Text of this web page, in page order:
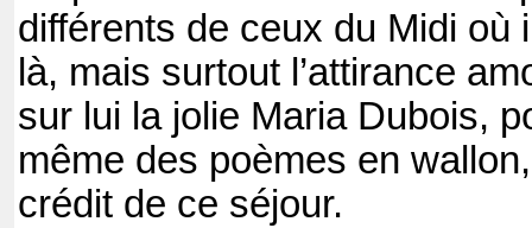
différents de ceux du Midi où
là, mais surtout l’attirance
sur lui la jolie Maria Dubois,
même des poèmes en
crédit de ce séjour.